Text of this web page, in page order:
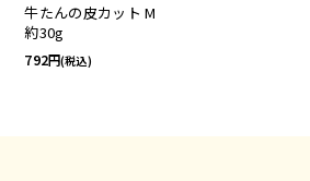
牛たんの皮カット M
約30g
792 (税込)